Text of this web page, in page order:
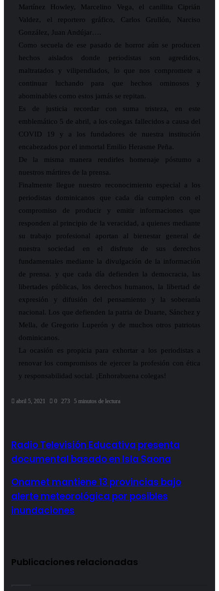
Martínez Howley, Marcelino Vega, el canillita Ciprián
Valdez, el reportero gráfico, Carlos Grullón, Narciso
González, Juan Andújar….
Como secuela de ese pasado de horror aún se producen
hechos aislados donde periodistas son agredidos,
maltratados y vilipendiados, lo que nos compromete a
continuar luchando para que hechos ominosos y
abominables como estos jamás se repitan.
Es de justicia recordar con suma tristeza, en este
emblemático 5 de abril, a los colegas fallecidos a causa del
COVID 19 y a los fundadores de nuestra institución
encabezados por el inmortal Emilio Herasme Peña.
De la misma manera rendirles homenaje póstumo a
nuestros mártires de la prensa.
Finalmente llegue nuestro reconocimiento especial a los
periodistas dominicanos que cada día cumplen con el
compromiso de producir y emitir informaciones que
responden al principio de la veracidad, a quienes mediante
su trabajo profesional aportan al bienestar general de
nuestra sociedad en el disfrute de sus derechos
fundamentales mediante la divulgación de la información
de prensa. y que cada día defienden la democracia, las
libertades públicas, los derechos humanos, la libertad de
expresión y difusión del pensamiento y la soberanía
nacional. Los que defienden la patria de Duarte, Sánchez y
Mella, de Gregorio Luperón y de muchos otros patriotas
dominicanos.
La ocasión es propicia para exhortar a los periodistas a
renovar los compromisos de ejercer la profesión con ética
y responsabilidad social. ¡Enhorabuena colegas!
abril 5, 2021 0 273 5 minutos de lectura
Radio Televisión Educativa presenta
documental basado en Isla Saona
Onamet mantiene 13 provincias bajo
alerte meteorológica por posibles
inundaciones
Publicaciones relacionadas